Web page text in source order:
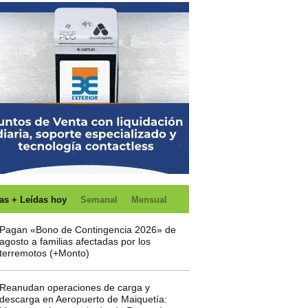
+ Leídas hoy Semanal Mensual
«Bono de Contingencia 2026» de
a familias afectadas por los
(+Monto)
operaciones de carga y
en Aeropuerto de Maiquetía: